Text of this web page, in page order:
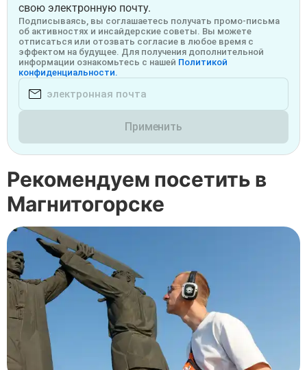
свою электронную почту.
Подписываясь, вы соглашаетесь получать промо-письма
об активностях и инсайдерские советы. Вы можете
отписаться или отозвать согласие в любое время с
эффектом на будущее. Для получения дополнительной
информации ознакомьтесь с нашей Политикой
конфиденциальности.
Применить
Рекомендуем посетить в
Магнитогорске